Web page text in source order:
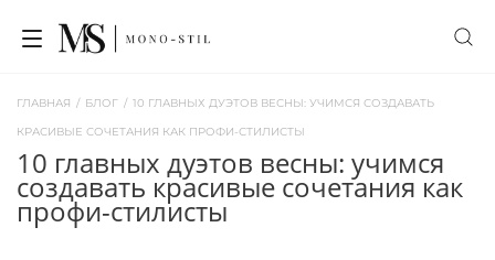
ГЛАВНАЯ / БЛОГ / 10 ГЛАВНЫХ ДУЭТОВ ВЕСНЫ: УЧИМСЯ СОЗДАВАТЬ
КРАСИВЫЕ СОЧЕТАНИЯ КАК ПРОФИ-СТИЛИСТЫ
10 главных дуэтов весны: учимся
создавать красивые сочетания как
профи-стилисты